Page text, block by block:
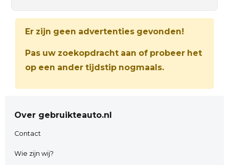
Er zijn geen advertenties gevonden!
Pas uw zoekopdracht aan of probeer het
op een ander tijdstip nogmaals.
Over gebruikteauto.nl
Contact
Wie zijn wij?